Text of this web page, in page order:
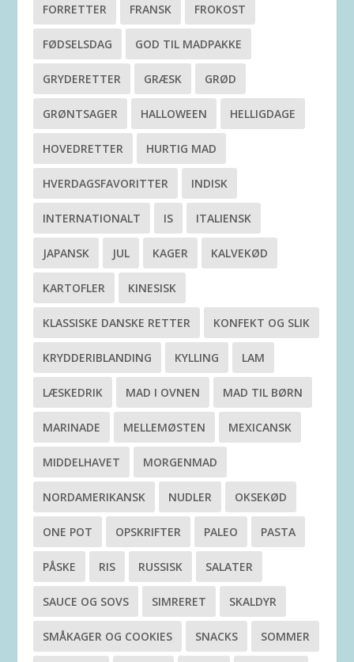
FORRETTER FRANSK FROKOST
FØDSELSDAG GOD TIL MADPAKKE
GRYDERETTER GRÆSK GRØD
GRØNTSAGER HALLOWEEN HELLIGDAGE
HOVEDRETTER HURTIG MAD
HVERDAGSFAVORITTER INDISK
INTERNATIONALT IS ITALIENSK
JAPANSK JUL KAGER KALVEKØD
KARTOFLER KINESISK
KLASSISKE DANSKE RETTER KONFEKT OG SLIK
KRYDDERIBLANDING KYLLING LAM
LÆSKEDRIK MAD I OVNEN MAD TIL BØRN
MARINADE MELLEMØSTEN MEXICANSK
MIDDELHAVET MORGENMAD
NORDAMERIKANSK NUDLER OKSEKØD
ONE POT OPSKRIFTER PALEO PASTA
PÅSKE RIS RUSSISK SALATER
SAUCE OG SOVS SIMRERET SKALDYR
SMÅKAGER OG COOKIES SNACKS SOMMER